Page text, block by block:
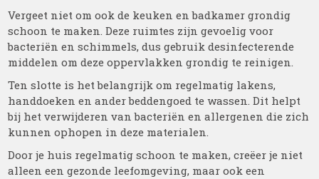
Vergeet niet om ook de keuken en badkamer grondig
schoon te maken. Deze ruimtes zijn gevoelig voor
bacteriën en schimmels, dus gebruik desinfecterende
middelen om deze oppervlakken grondig te reinigen.
Ten slotte is het belangrijk om regelmatig lakens,
handdoeken en ander beddengoed te wassen. Dit helpt
bij het verwijderen van bacteriën en allergenen die zich
kunnen ophopen in deze materialen.
Door je huis regelmatig schoon te maken, creëer je niet
alleen een gezonde leefomgeving, maar ook een